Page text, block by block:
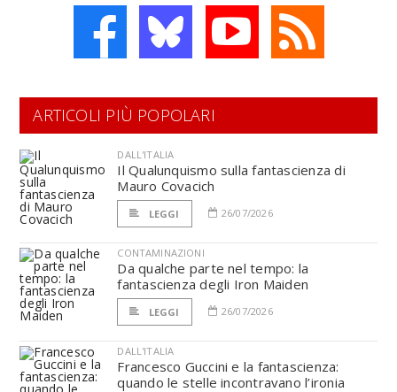
ARTICOLI PIÙ POPOLARI
DALL'ITALIA
Il Qualunquismo sulla fantascienza di
Mauro Covacich
LEGGI 26/07/2026
CONTAMINAZIONI
Da qualche parte nel tempo: la
fantascienza degli Iron Maiden
LEGGI 26/07/2026
DALL'ITALIA
Francesco Guccini e la fantascienza:
quando le stelle incontravano l’ironia